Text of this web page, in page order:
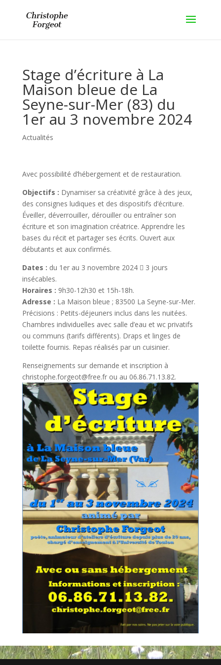
Stage d’écriture à La
Maison bleue de La
Seyne-sur-Mer (83) du
1er au 3 novembre 2024
Actualités
Avec possibilité d’hébergement et de restauration.
Objectifs : Dynamiser sa créativité grâce à des jeux,
des consignes ludiques et des dispositifs d’écriture.
Éveiller, déverrouiller, dérouiller ou entraîner son
écriture et son imagination créatrice. Apprendre les
bases du récit et partager ses écrits. Ouvert aux
débutants et aux confirmés.
Dates : du 1er au 3 novembre 2024  3 jours
insécables.
Horaires : 9h30-12h30 et 15h-18h.
Adresse : La Maison bleue ; 83500 La Seyne-sur-Mer.
Précisions : Petits-déjeuners inclus dans les nuitées.
Chambres individuelles avec salle d’eau et wc privatifs
ou communs (tarifs différents). Draps et linges de
toilette fournis. Repas réalisés par un cuisinier.
Renseignements sur demande et inscription à
christophe.forgeot@free.fr ou au 06.86.71.13.82.